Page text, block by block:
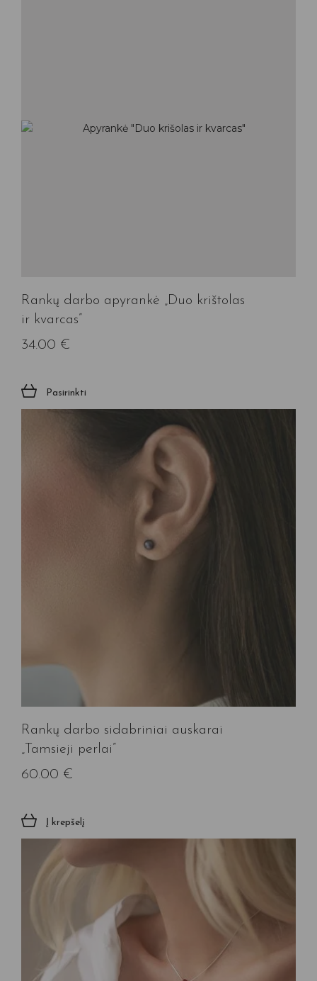
Rankų darbo apyrankė „Duo krištolas
ir kvarcas”
34.00 €
Pasirinkti
Rankų darbo sidabriniai auskarai
„Tamsieji perlai”
60.00 €
Į krepšelį